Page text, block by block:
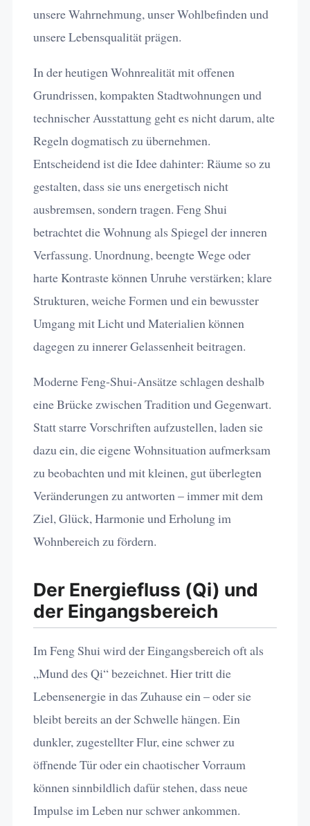
unsere Wahrnehmung, unser Wohlbefinden und
unsere Lebensqualität prägen.
In der heutigen Wohnrealität mit offenen
Grundrissen, kompakten Stadtwohnungen und
technischer Ausstattung geht es nicht darum, alte
Regeln dogmatisch zu übernehmen.
Entscheidend ist die Idee dahinter: Räume so zu
gestalten, dass sie uns energetisch nicht
ausbremsen, sondern tragen. Feng Shui
betrachtet die Wohnung als Spiegel der inneren
Verfassung. Unordnung, beengte Wege oder
harte Kontraste können Unruhe verstärken; klare
Strukturen, weiche Formen und ein bewusster
Umgang mit Licht und Materialien können
dagegen zu innerer Gelassenheit beitragen.
Moderne Feng-Shui-Ansätze schlagen deshalb
eine Brücke zwischen Tradition und Gegenwart.
Statt starre Vorschriften aufzustellen, laden sie
dazu ein, die eigene Wohnsituation aufmerksam
zu beobachten und mit kleinen, gut überlegten
Veränderungen zu antworten – immer mit dem
Ziel, Glück, Harmonie und Erholung im
Wohnbereich zu fördern.
Der Energiefluss (Qi) und
der Eingangsbereich
Im Feng Shui wird der Eingangsbereich oft als
„Mund des Qi“ bezeichnet. Hier tritt die
Lebensenergie in das Zuhause ein – oder sie
bleibt bereits an der Schwelle hängen. Ein
dunkler, zugestellter Flur, eine schwer zu
öffnende Tür oder ein chaotischer Vorraum
können sinnbildlich dafür stehen, dass neue
Impulse im Leben nur schwer ankommen.